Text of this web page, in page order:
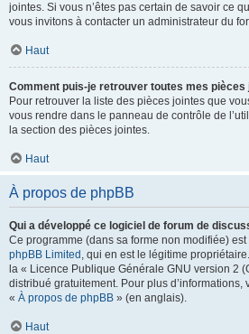
jointes. Si vous n’êtes pas certain de savoir ce
vous invitons à contacter un administrateur du
Haut
Comment puis-je retrouver toutes mes pièces
Pour retrouver la liste des pièces jointes que
vous rendre dans le panneau de contrôle de
la section des pièces jointes.
Haut
À propos de phpBB
Qui a développé ce logiciel de forum de
Ce programme (dans sa forme non modifiée)
phpBB Limited , qui en est le légitime
la « Licence Publique Générale GNU version 2
distribué gratuitement. Pour plus
« À propos de phpBB » (en anglais).
Haut